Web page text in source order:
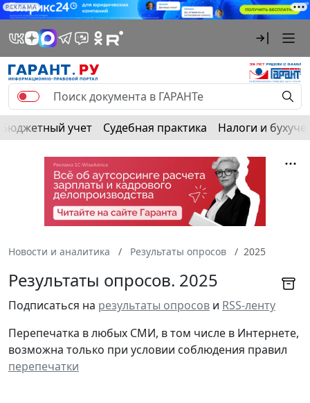
РЕКЛАМА
Бюджетный учет Судебная практика Налоги и
Новости и аналитика Результаты опросов 2025
Результаты опросов. 2025
Подписаться на результаты опросов и RSS-ленту
Перепечатка в любых СМИ, в том числе в Интернете,
возможна только при условии соблюдения правил
перепечатки